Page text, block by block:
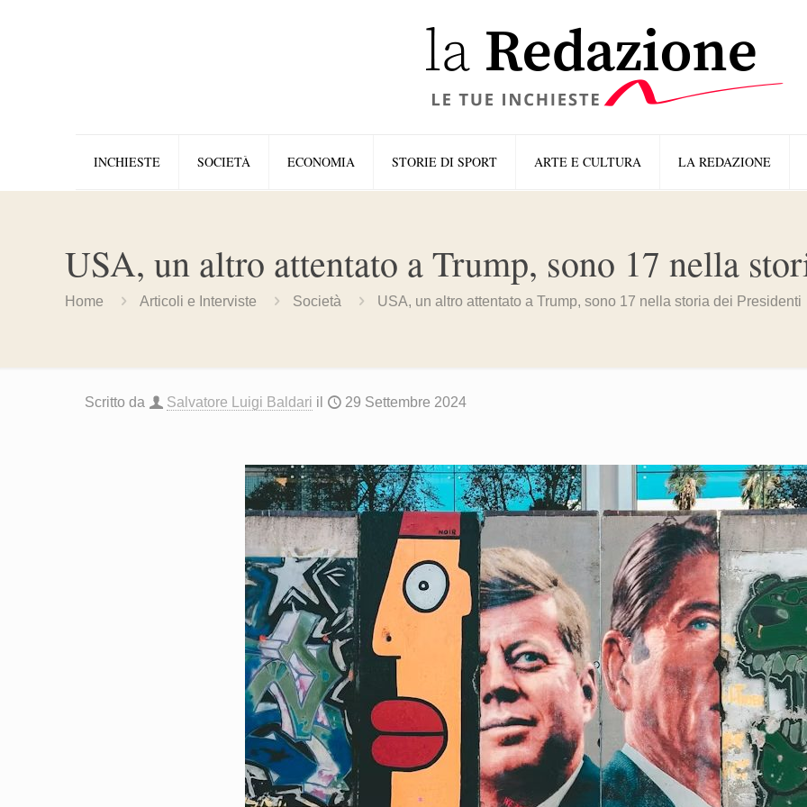
INCHIESTE SOCIETÀ ECONOMIA STORIE DI SPORT ARTE E CULTURA LA REDAZIONE
USA, un altro attentato a Trump, sono 17 nella
Home Articoli e Interviste Società USA, un altro attentato a Trump, sono 17 nella storia dei Presidenti
Scritto da Salvatore Luigi Baldari il 29 Settembre 2024